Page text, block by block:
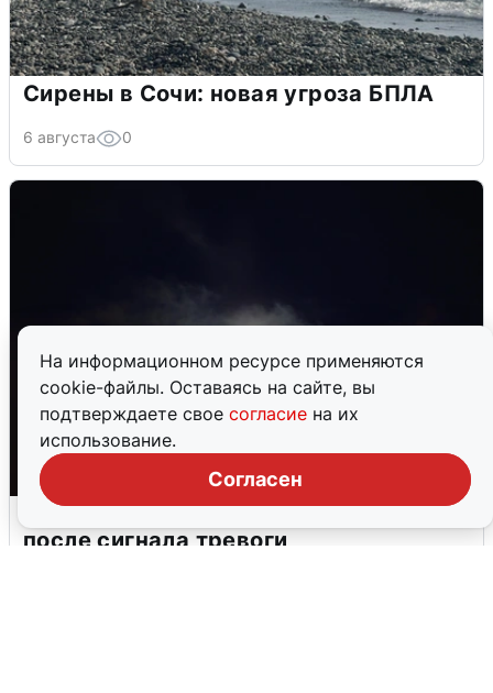
На информационном ресурсе применяются
cookie-файлы. Оставаясь на сайте, вы
подтверждаете свое согласие на их
использование.
Согласен
Сирены в Сочи: новая угроза БПЛА
6 августа 0
В Воронеже прогремели взрывы
после сигнала тревоги